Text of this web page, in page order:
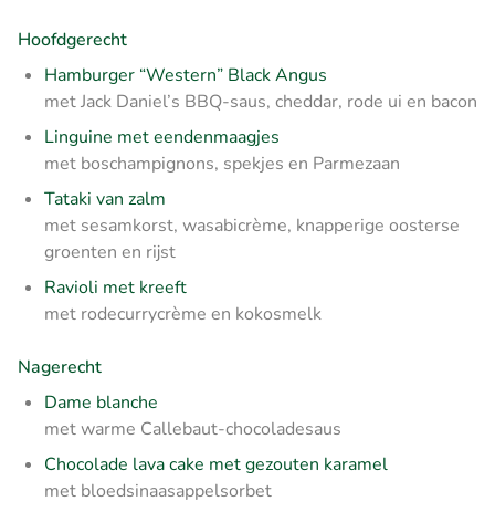
Hoofdgerecht
Hamburger “Western” Black Angus
met Jack Daniel’s BBQ-saus, cheddar, rode ui en bacon
Linguine met eendenmaagjes
met boschampignons, spekjes en Parmezaan
Tataki van zalm
met sesamkorst, wasabicrème, knapperige oosterse
groenten en rijst
Ravioli met kreeft
met rodecurrycrème en kokosmelk
Nagerecht
Dame blanche
met warme Callebaut-chocoladesaus
Chocolade lava cake met gezouten karamel
met bloedsinaasappelsorbet